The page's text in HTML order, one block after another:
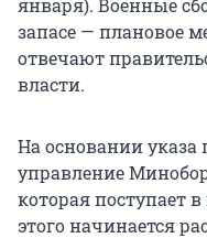
января). Военные
запасе — плановое
отвечают
власти.
На основании указа
управление
которая поступает
этого начинается